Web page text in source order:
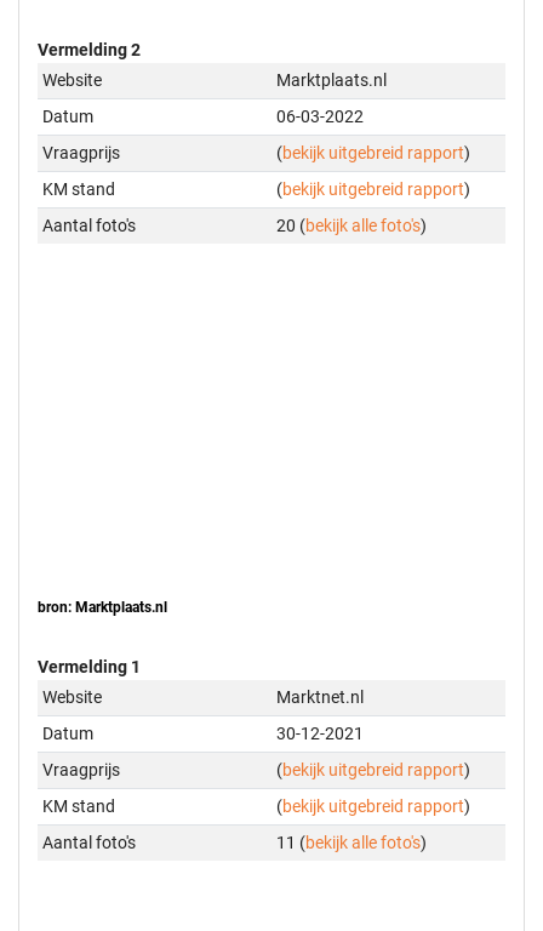
Vermelding 2
Website
Marktplaats.nl
Datum
06-03-2022
Vraagprijs
(bekijk uitgebreid rapport)
KM stand
(bekijk uitgebreid rapport)
Aantal foto's
20 (bekijk alle foto's)
bron: Marktplaats.nl
Vermelding 1
Website
Marktnet.nl
Datum
30-12-2021
Vraagprijs
(bekijk uitgebreid rapport)
KM stand
(bekijk uitgebreid rapport)
Aantal foto's
11 (bekijk alle foto's)